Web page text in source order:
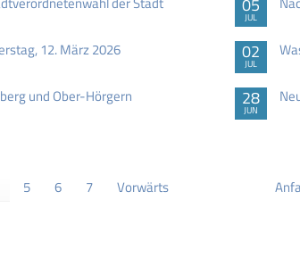
12. März 2026
und Ober-Hörgern
5 6 7
Vorwärts
JUL
02
JUL
28
JUN